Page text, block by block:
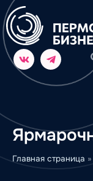
Главная страница »